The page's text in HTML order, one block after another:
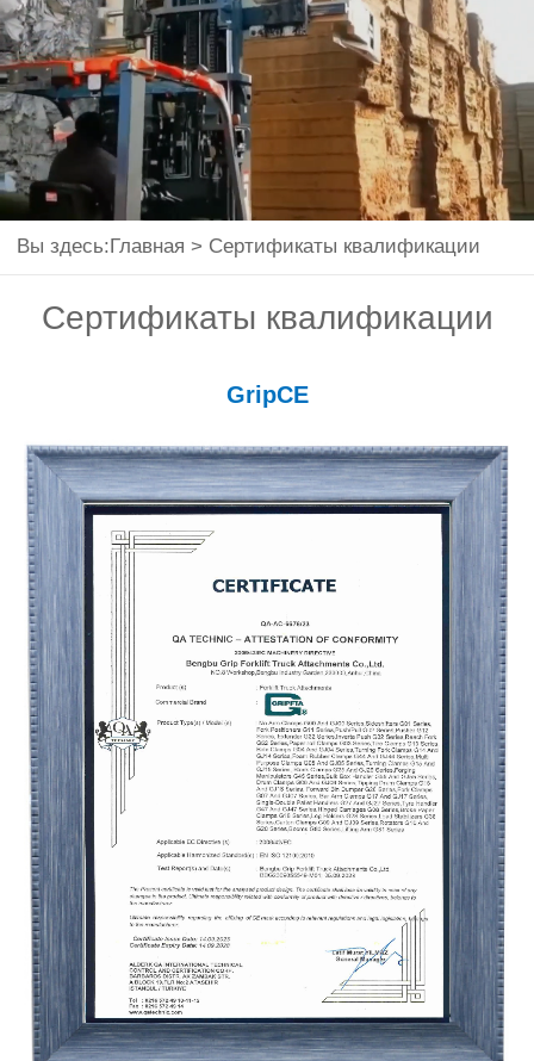
Вы здесь: Главная > Сертификаты квалификации
Сертификаты квалификации
GripCE